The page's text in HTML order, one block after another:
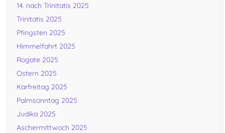
14. nach Trinitatis 2025
Trinitatis 2025
Pfingsten 2025
Himmelfahrt 2025
Rogate 2025
Ostern 2025
Karfreitag 2025
Palmsonntag 2025
Judika 2025
Aschermittwoch 2025